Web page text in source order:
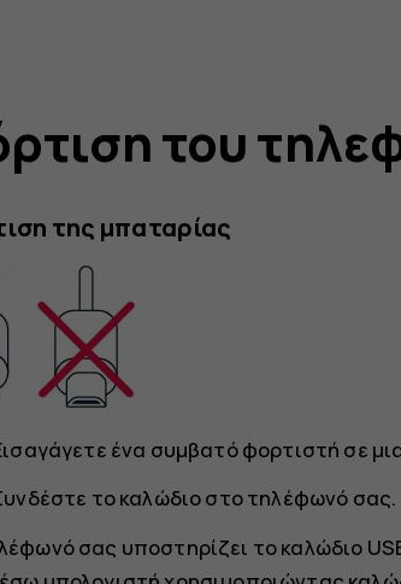
του
της μπαταρίας
ένα συμβατό φορτιστή σε
το καλώδιο στο τηλέφωνό σας.
σας υποστηρίζει το καλώδιο